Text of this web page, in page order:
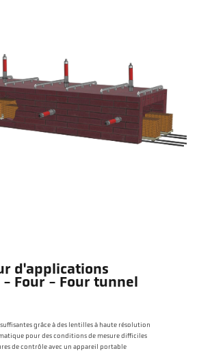
d'applications
Four - Four tunnel
grâce à des lentilles à haute résolution
pour des conditions de mesure difficiles
de contrôle avec un appareil portable